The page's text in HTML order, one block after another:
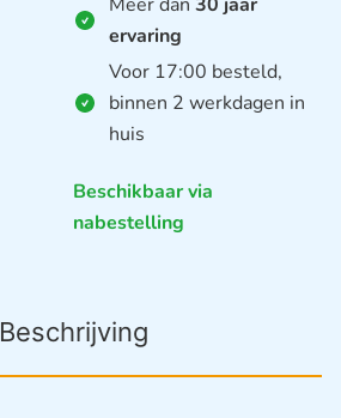
ervaring
Voor 17:00 besteld,
binnen 2 werkdagen in
huis
Beschikbaar via
nabestelling
Beschrijving